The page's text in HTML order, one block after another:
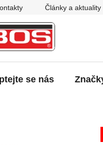
Články a aktuality
se nás